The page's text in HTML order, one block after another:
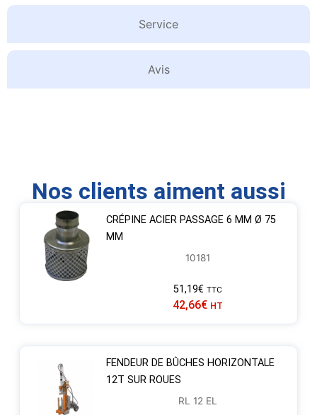
Service
Avis
Nos clients aiment aussi
CRÉPINE ACIER PASSAGE 6 MM Ø 75
MM
10181
51,19€ TTC
42,66€ HT
FENDEUR DE BÛCHES HORIZONTALE
12T SUR ROUES
RL 12 EL